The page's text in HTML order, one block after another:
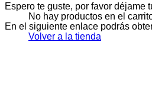
No hay productos en el
Volver a la tienda
Espero te guste, por favor déjame
En el siguiente enlace podrás